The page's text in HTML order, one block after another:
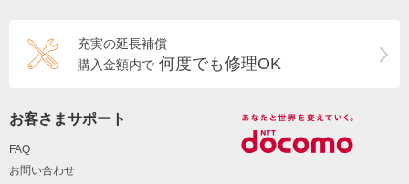
充実の延長補償
購入金額内で 何度でも修理OK
お客さまサポート
FAQ
お問い合わせ